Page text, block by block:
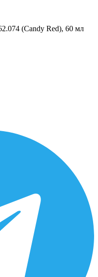
(Candy Red), 60 мл